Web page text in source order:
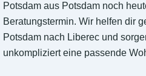
Potsdam aus Potsdam noch
Beratungstermin. Wir helfen dir
Potsdam nach Liberec und
unkompliziert eine passende